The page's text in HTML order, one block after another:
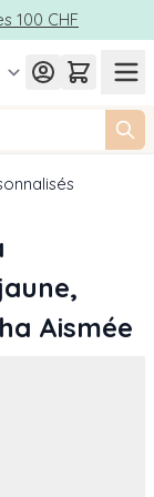
100 CHF
Aismée